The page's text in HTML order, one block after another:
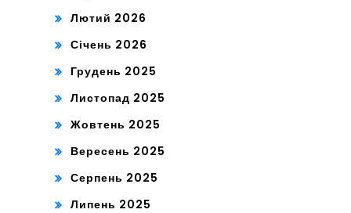
Лютий 2026
Січень 2026
Грудень 2025
Листопад 2025
Жовтень 2025
Вересень 2025
Серпень 2025
Липень 2025